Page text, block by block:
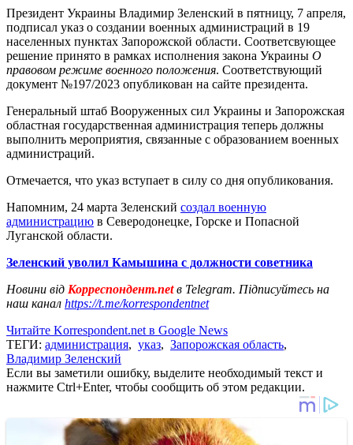
Президент Украины Владимир Зеленский в пятницу, 7 апреля,
подписал указ о создании военных администраций в 19
населенных пунктах Запорожской области. Соответсвующее
решение принято в рамках исполнения закона Украины О
правовом режиме военного положения. Соответствующий
документ №197/2023 опубликован на сайте президента.
Генеральный штаб Вооруженных сил Украины и Запорожская
областная государственная администрация теперь должны
выполнить мероприятия, связанные с образованием военных
администраций.
Отмечается, что указ вступает в силу со дня опубликования.
Напомним, 24 марта Зеленский создал военную
администрацию в Северодонецке, Горске и Попасной
Луганской области.
Зеленский уволил Камышина с должности советника
Новини від Корреспондент.netв Telegram. Підписуйтесь на
наш канал https://t.me/korrespondentnet
Читайте Korrespondent.net в Google News
ТЕГИ: администрация, указ, Запорожская область,
Владимир Зеленский
Если вы заметили ошибку, выделите необходимый текст и
нажмите Ctrl+Enter, чтобы сообщить об этом редакции.